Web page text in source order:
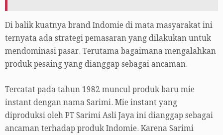
Di balik kuatnya brand Indomie di mata masyarakat ini
ternyata ada strategi pemasaran yang dilakukan untuk
mendominasi pasar. Terutama bagaimana mengalahkan
produk pesaing yang dianggap sebagai ancaman.
Tercatat pada tahun 1982 muncul produk baru mie
instant dengan nama Sarimi. Mie instant yang
diproduksi oleh PT Sarimi Asli Jaya ini dianggap sebagai
ancaman terhadap produk Indomie. Karena Sarimi